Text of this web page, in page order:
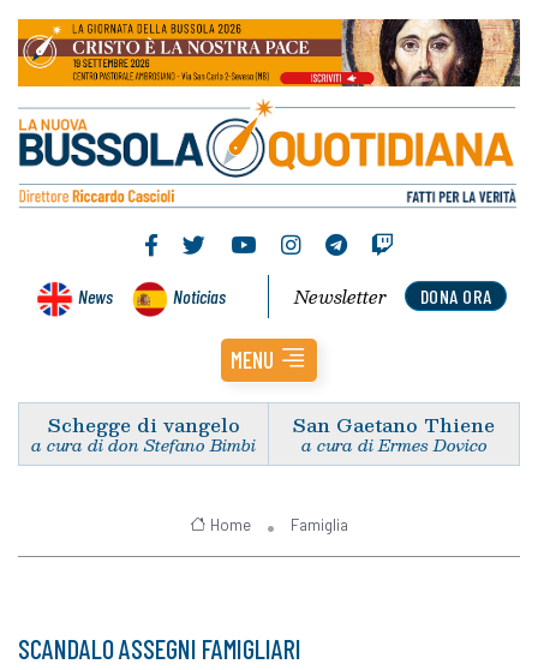
News Noticias DONA ORA
Newsletter
MENU
Schegge di vangelo
a cura di don Stefano Bimbi
San Gaetano Thiene
a cura di Ermes Dovico
Home Famiglia
SCANDALO ASSEGNI FAMIGLIARI